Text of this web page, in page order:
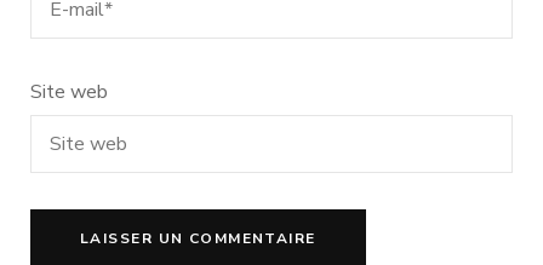
Site web